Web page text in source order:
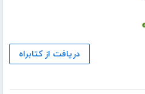
دریافت از کتابراه